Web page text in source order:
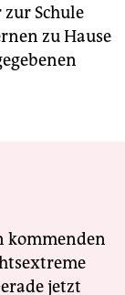
Schule
zu Hause
kommenden
jetzt